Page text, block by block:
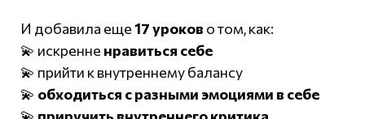
И добавила еще17 уроков о том, как:
💫 искренне нравиться себе
💫 прийти к внутреннему балансу
💫 обходиться с разными эмоциями в себе